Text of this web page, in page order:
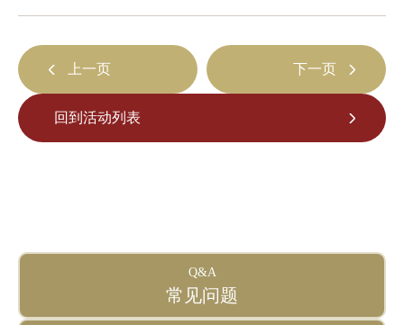
嵯峨地区
岚山地区
保津峡地区
龟冈地区
上一页
回到活动列表
下一页
Q&A
常见问题